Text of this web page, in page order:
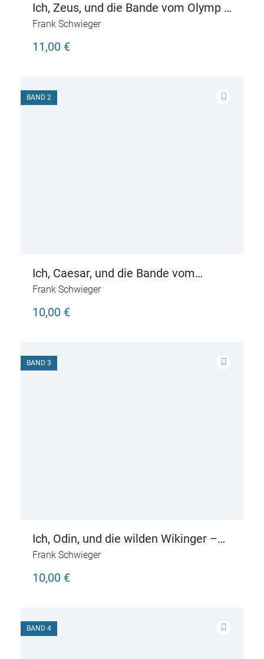
Ich, Zeus, und die Bande vom Olymp –
Götter und Helden erzählen
Frank Schwieger
11,00 €
BAND 2
Ich, Caesar, und die Bande vom
Kapitol – Live aus dem alten Rom
Frank Schwieger
10,00 €
BAND 3
Ich, Odin, und die wilden Wikinger –
Götter und Helden erzählen nordische
Frank Schwieger
10,00 €
BAND 4